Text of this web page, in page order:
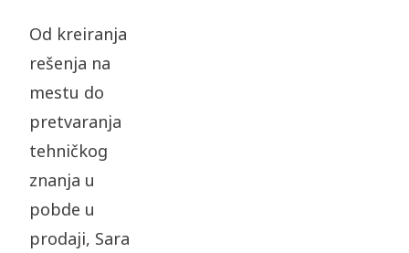
Od kreiranja
rešenja na
mestu do
pretvaranja
tehničkog
znanja u
pobde u
prodaji, Sara